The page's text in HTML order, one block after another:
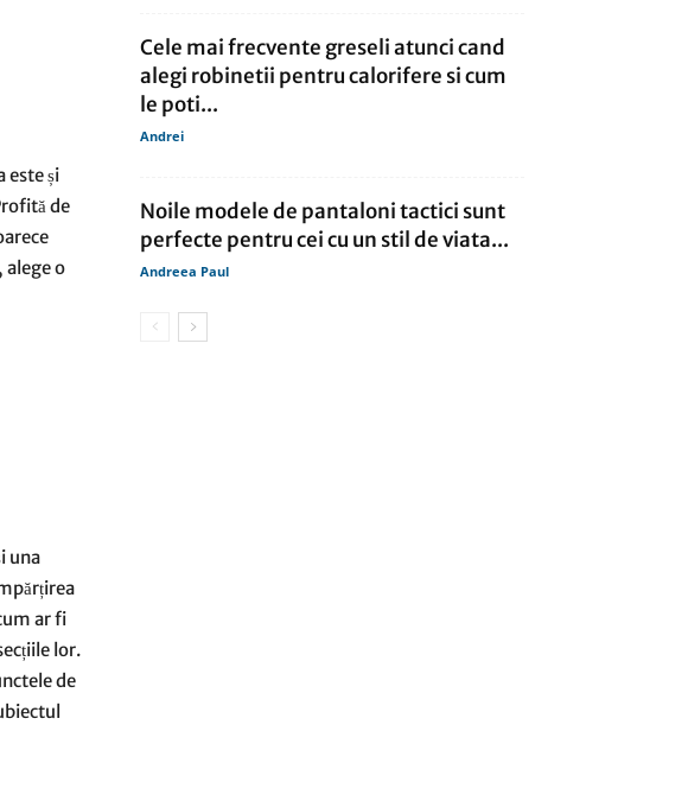
este și
de
alege o
una
ar fi
lor.
de
Cele mai frecvente greseli atunci cand
alegi robinetii pentru calorifere si cum
le poti...
Andrei
Noile modele de pantaloni tactici sunt
perfecte pentru cei cu un stil de viata...
Andreea Paul